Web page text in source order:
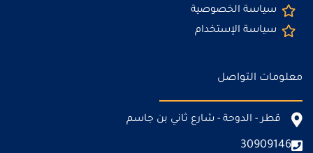
سياسة الخصوصية
سياسة الإستخدام
معلومات التواصل
قطر - الدوحة - شارع ثاني بن جاسم
30909146